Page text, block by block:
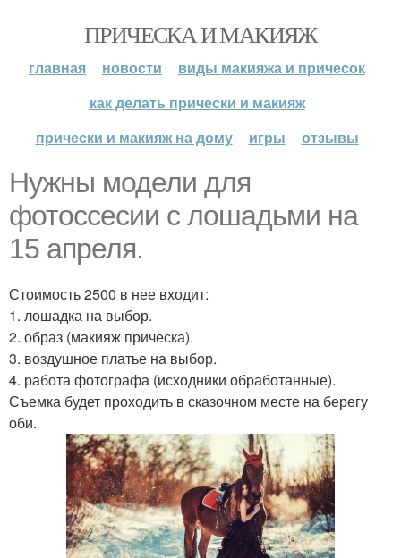
ПРИЧЕСКА И МАКИЯЖ
главная новости
виды макияжа и причесок
как делать прически и макияж
прически и макияж на дому
игры отзывы
Нужны модели для
фотоссесии с лошадьми на
15 апреля.
Стоимость 2500 в нее входит:
1. лошадка на выбор.
2. образ (макияж прическа).
3. воздушное платье на выбор.
4. работа фотографа (исходники обработанные).
Съемка будет проходить в сказочном месте на берегу
оби.